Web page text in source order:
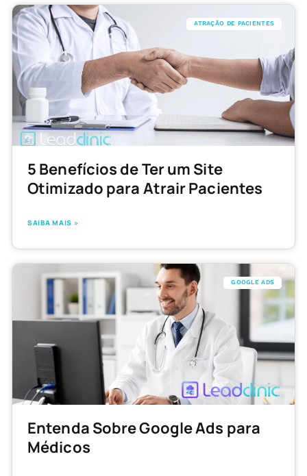
ATRAÇÃO DE PACIENTES
5 Benefícios de Ter um Site
Otimizado para Atrair Pacientes
SAIBA MAIS »
GOOGLE ADS
Entenda Sobre Google Ads para
Médicos